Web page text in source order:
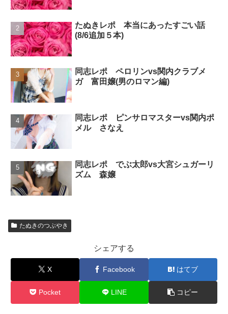
たぬきレポ 本当にあったすごい話
(8/6追加５本)
同志レポ ペロリンvs関内クラブメ
ガ 富田嬢(男のロマン編)
同志レポ ピンサロマスターvs関内ポ
メル さなえ
同志レポ でぶ太郎vs大宮シュガーリ
ズム 森嬢
たぬきのつぶやき
シェアする
X Facebook はてブ
Pocket LINE コピー